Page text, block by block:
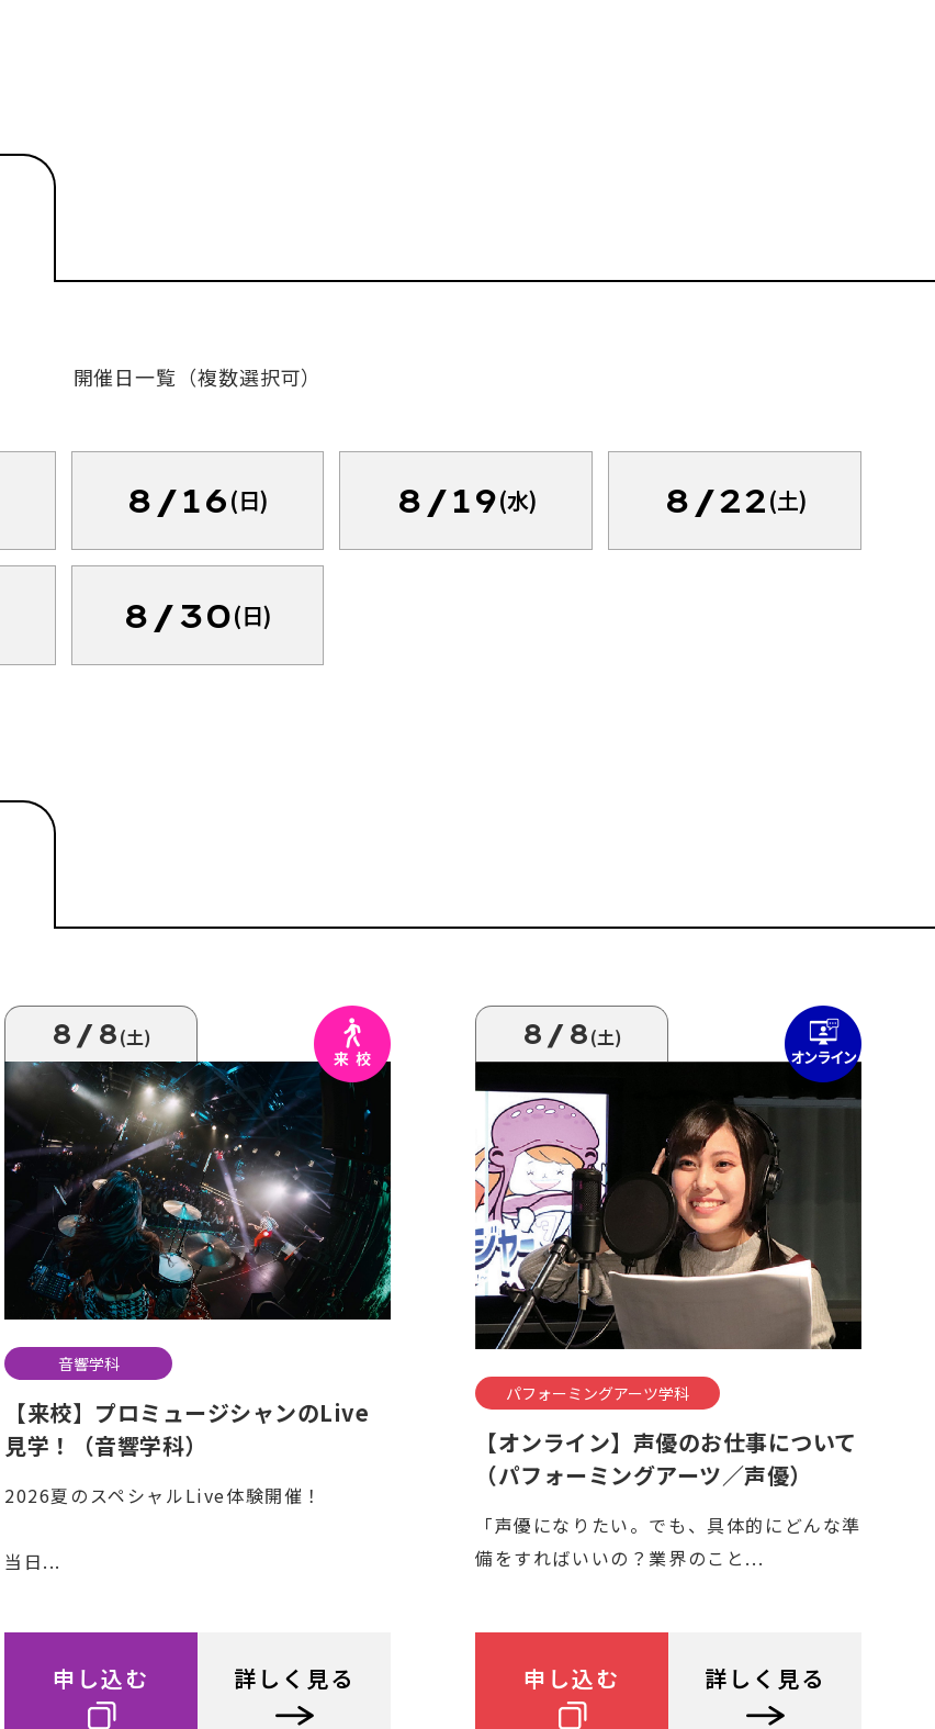
開催日一覧（複数選択可）
8/16(日) 8/19(水) 8/22(土)
8/30(日)
8/8(土)
音響学科
【来校】プロミュージシャンのLive
見学！（音響学科）
2026夏のスペシャルLive体験開催！
当日...
申し込む 詳しく見る
8/8(土)
パフォーミングアーツ学科
【オンライン】声優のお仕事について
（パフォーミングアーツ／声優）
「声優になりたい。でも、具体的にどんな準
備をすればいいの？業界のこと...
申し込む 詳しく見る